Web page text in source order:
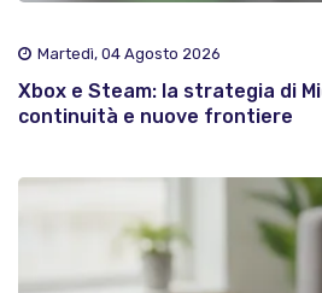
Martedì, 04 Agosto 2026
Xbox e Steam: la strategia di
continuità e nuove frontiere